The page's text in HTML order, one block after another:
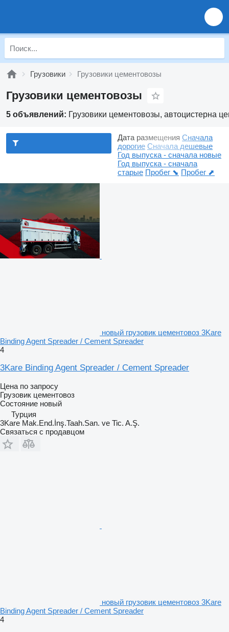
Грузовики Грузовики цементовозы
Грузовики цементовозы
5 объявлений: Грузовики цементовозы, автоцистерна
Дата размещения Сначала
дорогие Сначала дешевые
Год выпуска - сначала новые
Год выпуска - сначала
старые Пробег ⬊ Пробег ⬈
новый грузовик цементовоз 3Kare
Binding Agent Spreader / Cement Spreader
4
3Kare Binding Agent Spreader / Cement Spreader
Цена по запросу
Грузовик цементовоз
Состояние новый
Турция
3Kare Mak.End.İnş.Taah.San. ve Tic. A.Ş.
Связаться с продавцом
новый грузовик цементовоз 3Kare
Binding Agent Spreader / Cement Spreader
4